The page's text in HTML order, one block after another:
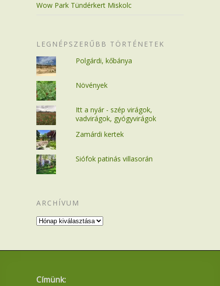
Wow Park Tündérkert Miskolc
LEGNÉPSZERŰBB TÖRTÉNETEK
Polgárdi, kőbánya
Növények
Itt a nyár - szép virágok,
vadvirágok, gyógyvirágok
Zamárdi kertek
Siófok patinás villasorán
ARCHÍVUM
Archívum
Címünk: